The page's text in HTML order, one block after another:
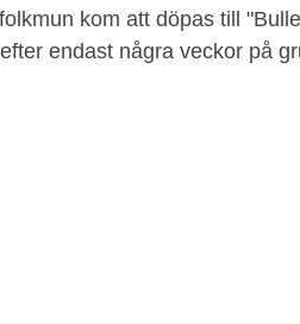
kom att döpas till
endast några veckor på